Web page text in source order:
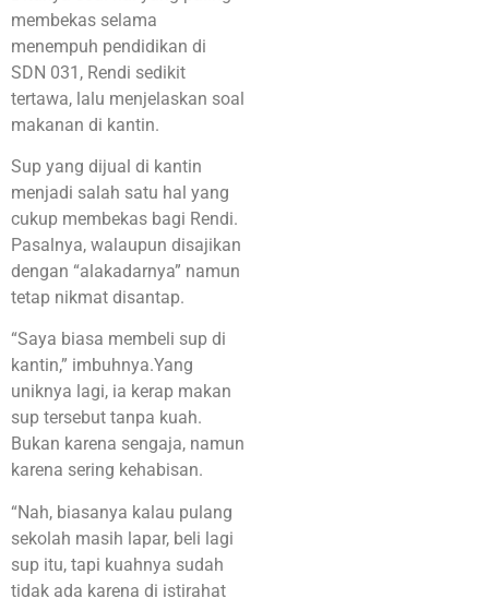
membekas selama
menempuh pendidikan di
SDN 031, Rendi sedikit
tertawa, lalu menjelaskan soal
makanan di kantin.
Sup yang dijual di kantin
menjadi salah satu hal yang
cukup membekas bagi Rendi.
Pasalnya, walaupun disajikan
dengan “alakadarnya” namun
tetap nikmat disantap.
“Saya biasa membeli sup di
kantin,” imbuhnya.Yang
uniknya lagi, ia kerap makan
sup tersebut tanpa kuah.
Bukan karena sengaja, namun
karena sering kehabisan.
“Nah, biasanya kalau pulang
sekolah masih lapar, beli lagi
sup itu, tapi kuahnya sudah
tidak ada karena di istirahat